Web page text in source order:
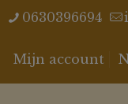
0630396694
Mijn account